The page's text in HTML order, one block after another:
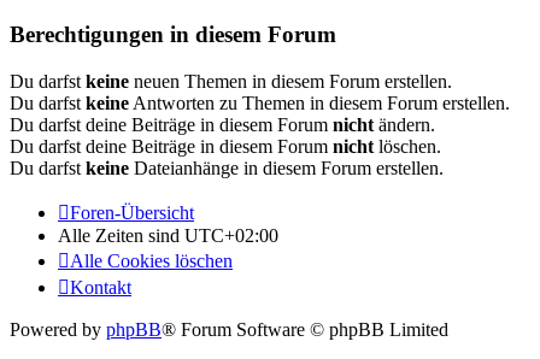
Berechtigungen in diesem Forum
Du darfst keine neuen Themen in diesem Forum erstellen.
Du darfst keine Antworten zu Themen in diesem Forum erstellen.
Du darfst deine Beiträge in diesem Forum nicht ändern.
Du darfst deine Beiträge in diesem Forum nicht löschen.
Du darfst keine Dateianhänge in diesem Forum erstellen.
Foren-Übersicht
Alle Zeiten sind UTC+02:00
Alle Cookies löschen
Kontakt
Powered by phpBB® Forum Software © phpBB Limited